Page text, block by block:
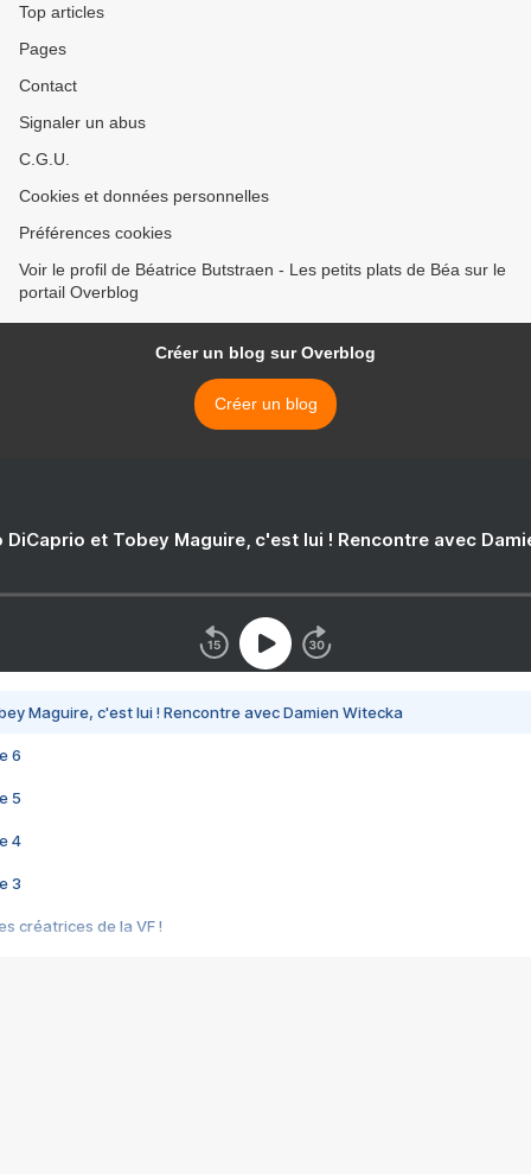
Top articles
Pages
Contact
Signaler un abus
C.G.U.
Cookies et données personnelles
Préférences cookies
Voir le profil de Béatrice Butstraen - Les petits plats de Béa sur le
portail Overblog
Créer un blog sur Overblog
Créer un blog
DiCaprio et Tobey Maguire, c'est lui ! Rencontre avec
Maguire, c'est lui ! Rencontre avec Damien Witecka
6
5
4
3
créatrices de la VF !